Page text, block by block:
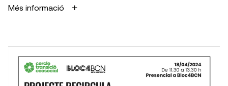
Més informació